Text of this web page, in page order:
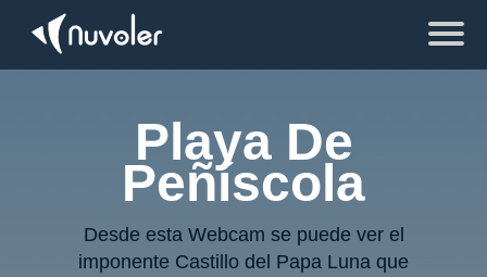
Playa De
Peñíscola
Desde esta Webcam se puede ver el
imponente Castillo del Papa Luna que